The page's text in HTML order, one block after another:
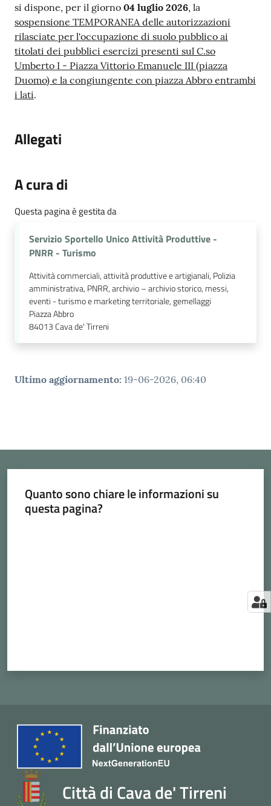
si dispone, per il giorno 04 luglio 2026, la
sospensione TEMPORANEA delle autorizzazioni
rilasciate per l'occupazione di suolo pubblico ai
titolati dei pubblici esercizi presenti sul C.so
Umberto I - Piazza Vittorio Emanuele III (piazza
Duomo) e la congiungente con piazza Abbro entrambi
i lati.
Allegati
A cura di
Questa pagina è gestita da
Servizio Sportello Unico Attività Produttive -
PNRR - Turismo
Attività commerciali, attività produttive e artigianali, Polizia
amministrativa, PNRR, archivio – archivio storico, messi,
eventi - turismo e marketing territoriale, gemellaggi
Piazza Abbro
84013Cava de' Tirreni
Ultimo aggiornamento: 19-06-2026, 06:40
Quanto sono chiare le informazioni su
questa pagina?
Città di Cava de' Tirreni